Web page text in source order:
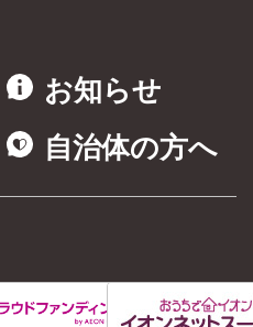
お知らせ
自治体の方へ